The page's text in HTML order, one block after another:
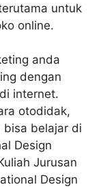
untuk
online.
anda
dengan
internet.
otodidak,
bisa belajar di
Design
Jurusan
Design